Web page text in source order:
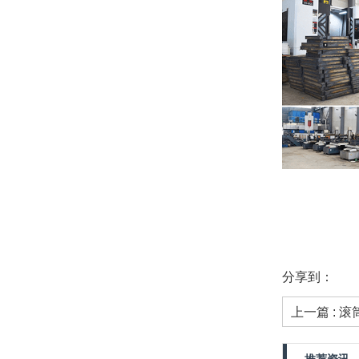
分享到：
上一篇 : 滚